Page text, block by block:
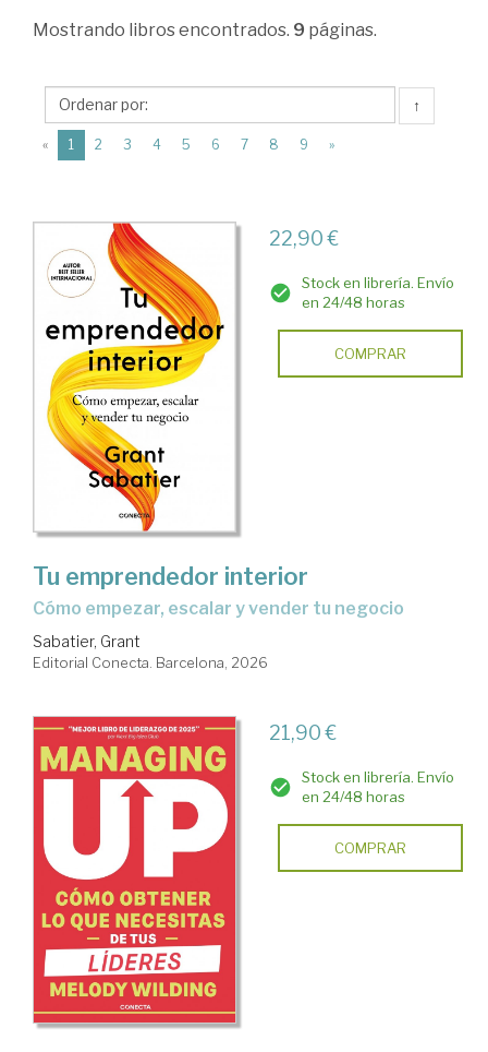
la
Editorial
Conecta
Mostrando libros encontrados. 9 páginas.
↑
« 1 (current)
2 3 4 5 6 7 8 9 »
22,90 €
Stock en librería. Envío
en 24/48 horas
COMPRAR
Tu emprendedor interior
Cómo empezar, escalar y vender tu negocio
Sabatier, Grant
Editorial Conecta. Barcelona, 2026
21,90 €
Stock en librería. Envío
en 24/48 horas
COMPRAR